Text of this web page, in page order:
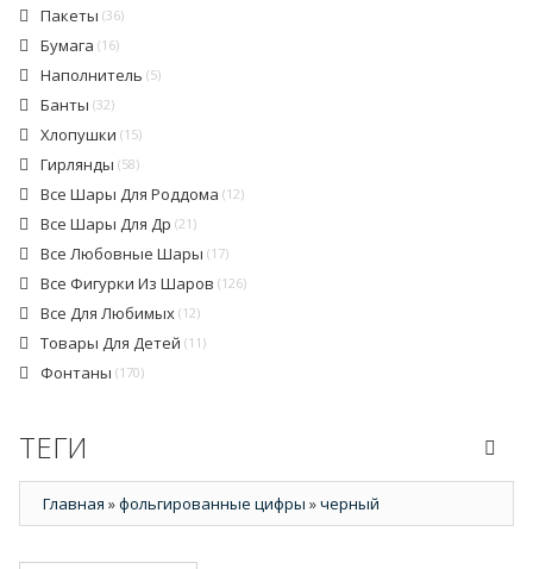
Пакеты (36)
Бумага (16)
Наполнитель (5)
Банты (32)
Хлопушки (15)
Гирлянды (58)
Все Шары Для Роддома (12)
Все Шары Для Др (21)
Все Любовные Шары (17)
Все Фигурки Из Шаров (126)
Все Для Любимых (12)
Товары Для Детей (11)
Фонтаны (170)
ТЕГИ
Главная »фольгированные цифры »черный